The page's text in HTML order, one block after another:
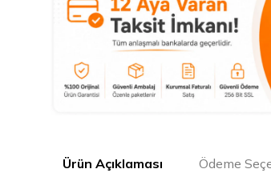
Ürün Açıklaması Ödeme